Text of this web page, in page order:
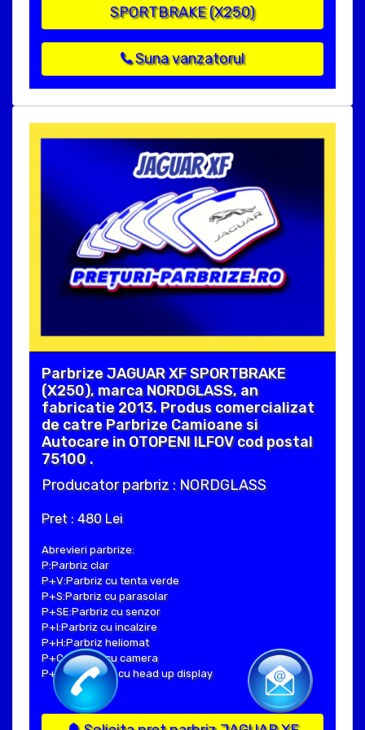
SPORTBRAKE (X250)
Suna vanzatorul
Parbrize JAGUAR XF SPORTBRAKE
(X250), marca NORDGLASS, an
fabricatie 2013. Produs comercializat
de catre Parbrize Camioane si
Autocare in OTOPENI ILFOV cod postal
75100 .
Producator parbriz : NORDGLASS
Pret : 480 Lei
Abrevieri parbrize:
P:Parbriz clar
P+V:Parbriz cu tenta verde
P+S:Parbriz cu parasolar
P+SE:Parbriz cu senzor
P+I:Parbriz cu incalzire
P+H:Parbriz heliomat
P+C:Parbriz cu camera
P+Hud:Parbriz cu head up display